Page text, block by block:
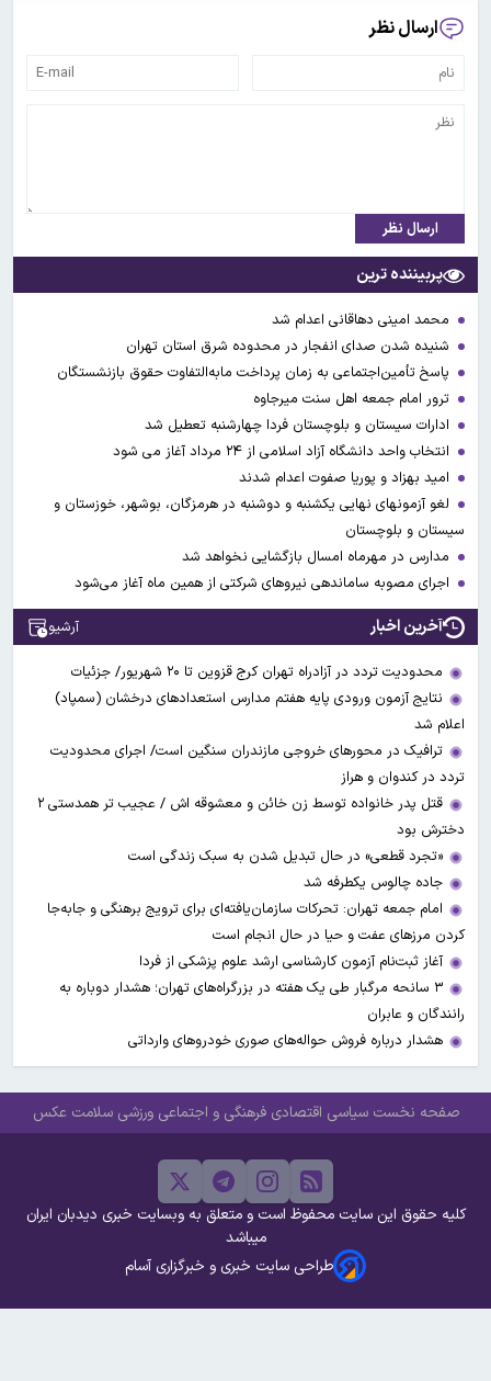
ارسال نظر
ارسال نظر
پربیننده ترین
محمد امینی دهاقانی اعدام شد
شنیده شدن صدای انفجار در محدوده شرق استان تهران
پاسخ تأمین‌اجتماعی به زمان پرداخت مابه‌التفاوت حقوق بازنشستگان
ترور امام جمعه اهل سنت میرجاوه
ادارات سیستان و بلوچستان فردا چهارشنبه تعطیل شد
انتخاب واحد دانشگاه آزاد اسلامی از ۲۴ مرداد آغاز می شود
امید بهزاد و پوریا صفوت اعدام شدند
لغو آزمونهای نهایی یکشنبه و دوشنبه در هرمزگان، بوشهر، خوزستان و
سیستان و بلوچستان
مدارس در مهرماه امسال بازگشایی نخواهد شد
اجرای مصوبه ساماندهی نیرو‌های شرکتی از همین ماه آغاز می‌شود
آخرین اخبار آرشیو
محدودیت تردد در آزادراه تهران کرج قزوین تا ۲۰ شهریور/ جزئیات
نتایج آزمون ورودی پایه هفتم مدارس استعدادهای درخشان (سمپاد)
اعلام شد
ترافیک در محورهای خروجی مازندران سنگین است/ اجرای محدودیت
تردد در کندوان و هراز
قتل پدر خانواده توسط زن خائن و معشوقه اش / عجیب تر همدستی ۲
دخترش بود
«تجرد قطعی» در حال تبدیل شدن به سبک زندگی است
جاده چالوس یکطرفه شد
امام جمعه تهران: تحرکات سازمان‌یافته‌ای برای ترویج برهنگی و جابه‌جا
کردن مرزهای عفت و حیا در حال انجام است
آغاز ثبت‌نام‌ آزمون کارشناسی ارشد علوم پزشکی از فردا
۳ سانحه مرگبار طی یک هفته در بزرگراه‌های تهران؛ هشدار دوباره به
رانندگان و عابران
هشدار درباره فروش حواله‌های صوری خودروهای وارداتی
صفحه نخست سیاسی اقتصادی فرهنگی و اجتماعی ورزشی سلامت عکس
کلیه حقوق این سایت محفوظ است و متعلق به وبسایت خبری دیدبان ایران
میباشد
طراحی سایت خبری و خبرگزاری آسام